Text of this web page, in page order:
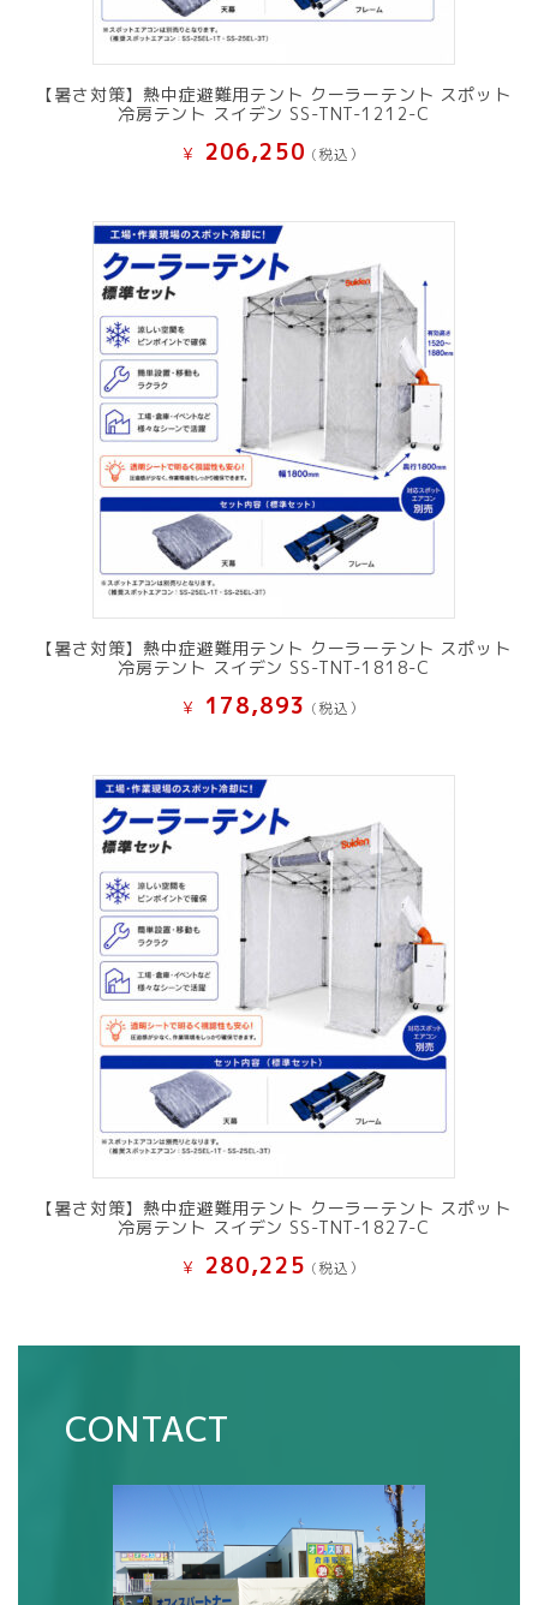
【暑さ対策】熱中症避難用テント クーラーテント スポット
冷房テント スイデン SS-TNT-1212-C
¥ 206,250 (税込）
【暑さ対策】熱中症避難用テント クーラーテント スポット
冷房テント スイデン SS-TNT-1818-C
¥ 178,893 (税込）
【暑さ対策】熱中症避難用テント クーラーテント スポット
冷房テント スイデン SS-TNT-1827-C
¥ 280,225 (税込）
CONTACT